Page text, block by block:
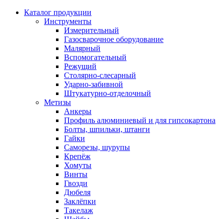
Каталог продукции
Инструменты
Измерительный
Газосварочное оборудование
Малярный
Вспомогательный
Режущий
Столярно-слесарный
Ударно-забивной
Штукатурно-отделочный
Метизы
Анкеры
Профиль алюминиевый и для гипсокартона
Болты, шпильки, штанги
Гайки
Саморезы, шурупы
Крепёж
Хомуты
Винты
Гвозди
Дюбеля
Заклёпки
Такелаж